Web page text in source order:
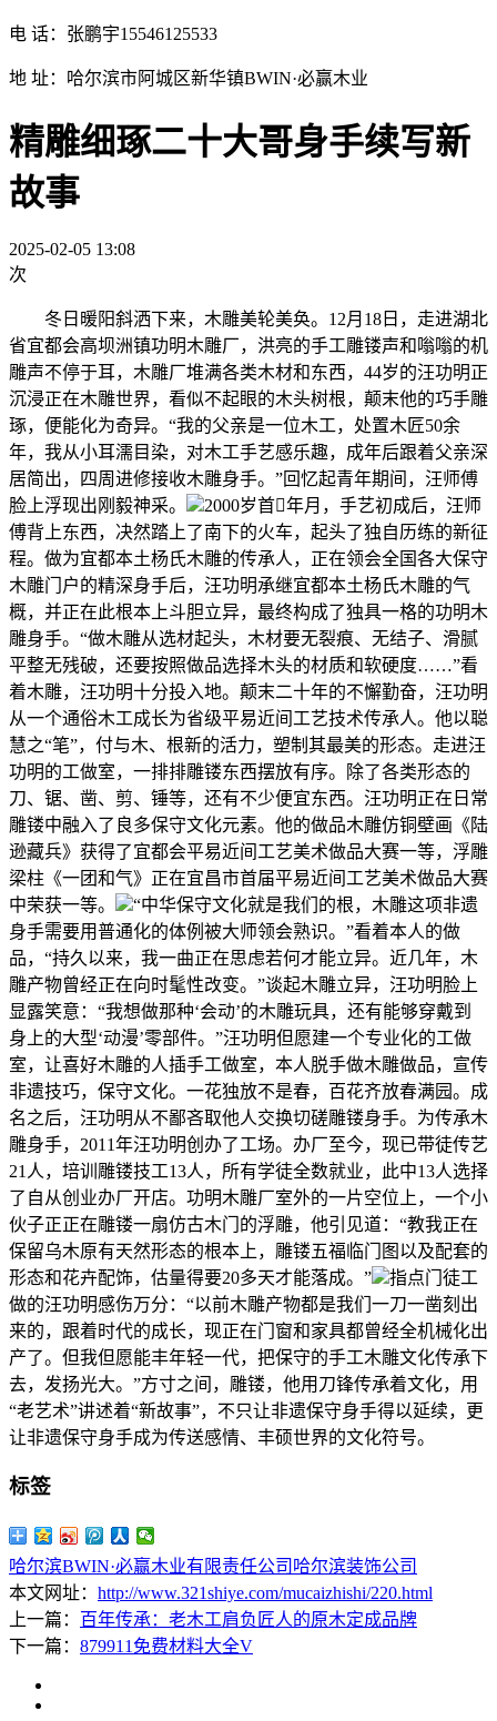
电 话：张鹏宇15546125533
地 址：哈尔滨市阿城区新华镇BWIN·必赢木业
精雕细琢二十大哥身手续写新
故事
2025-02-05 13:08
次
冬日暖阳斜洒下来，木雕美轮美奂。12月18日，走进湖北
省宜都会高坝洲镇功明木雕厂，洪亮的手工雕镂声和嗡嗡的机
雕声不停于耳，木雕厂堆满各类木材和东西，44岁的汪功明正
沉浸正在木雕世界，看似不起眼的木头树根，颠末他的巧手雕
琢，便能化为奇异。“我的父亲是一位木工，处置木匠50余
年，我从小耳濡目染，对木工手艺感乐趣，成年后跟着父亲深
居简出，四周进修接收木雕身手。”回忆起青年期间，汪师傅
脸上浮现出刚毅神采。
2000岁首年月，手艺初成后，汪师
傅背上东西，决然踏上了南下的火车，起头了独自历练的新征
程。做为宜都本土杨氏木雕的传承人，正在领会全国各大保守
木雕门户的精深身手后，汪功明承继宜都本土杨氏木雕的气
概，并正在此根本上斗胆立异，最终构成了独具一格的功明木
雕身手。“做木雕从选材起头，木材要无裂痕、无结子、滑腻
平整无残破，还要按照做品选择木头的材质和软硬度……”看
着木雕，汪功明十分投入地。颠末二十年的不懈勤奋，汪功明
从一个通俗木工成长为省级平易近间工艺技术传承人。他以聪
慧之“笔”，付与木、根新的活力，塑制其最美的形态。走进汪
功明的工做室，一排排雕镂东西摆放有序。除了各类形态的
刀、锯、凿、剪、锤等，还有不少便宜东西。汪功明正在日常
雕镂中融入了良多保守文化元素。他的做品木雕仿铜壁画《陆
逊藏兵》获得了宜都会平易近间工艺美术做品大赛一等，浮雕
梁柱《一团和气》正在宜昌市首届平易近间工艺美术做品大赛
中荣获一等。
“中华保守文化就是我们的根，木雕这项非遗
身手需要用普通化的体例被大师领会熟识。”看着本人的做
品，“持久以来，我一曲正在思虑若何才能立异。近几年，木
雕产物曾经正在向时髦性改变。”谈起木雕立异，汪功明脸上
显露笑意：“我想做那种‘会动’的木雕玩具，还有能够穿戴到
身上的大型‘动漫’零部件。”汪功明但愿建一个专业化的工做
室，让喜好木雕的人插手工做室，本人脱手做木雕做品，宣传
非遗技巧，保守文化。一花独放不是春，百花齐放春满园。成
名之后，汪功明从不鄙吝取他人交换切磋雕镂身手。为传承木
雕身手，2011年汪功明创办了工场。办厂至今，现已带徒传艺
21人，培训雕镂技工13人，所有学徒全数就业，此中13人选择
了自从创业办厂开店。功明木雕厂室外的一片空位上，一个小
伙子正正在雕镂一扇仿古木门的浮雕，他引见道：“教我正在
保留乌木原有天然形态的根本上，雕镂五福临门图以及配套的
形态和花卉配饰，估量得要20多天才能落成。”
指点门徒工
做的汪功明感伤万分：“以前木雕产物都是我们一刀一凿刻出
来的，跟着时代的成长，现正在门窗和家具都曾经全机械化出
产了。但我但愿能丰年轻一代，把保守的手工木雕文化传承下
去，发扬光大。”方寸之间，雕镂，他用刀锋传承着文化，用
“老艺术”讲述着“新故事”，不只让非遗保守身手得以延续，更
让非遗保守身手成为传送感情、丰硕世界的文化符号。
标签
哈尔滨BWIN·必赢木业有限责任公司 哈尔滨装饰公司
本文网址： http://www.321shiye.com/mucaizhishi/220.html
上一篇： 百年传承：老木工肩负匠人的原木定成品牌
下一篇： 879911免费材料大全V